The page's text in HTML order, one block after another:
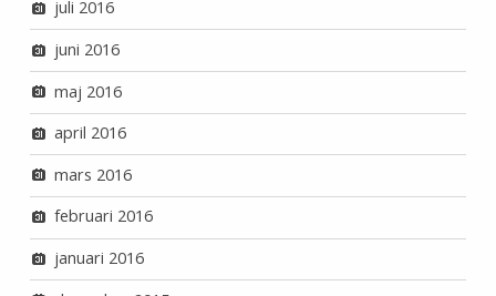
juli 2016
juni 2016
maj 2016
april 2016
mars 2016
februari 2016
januari 2016